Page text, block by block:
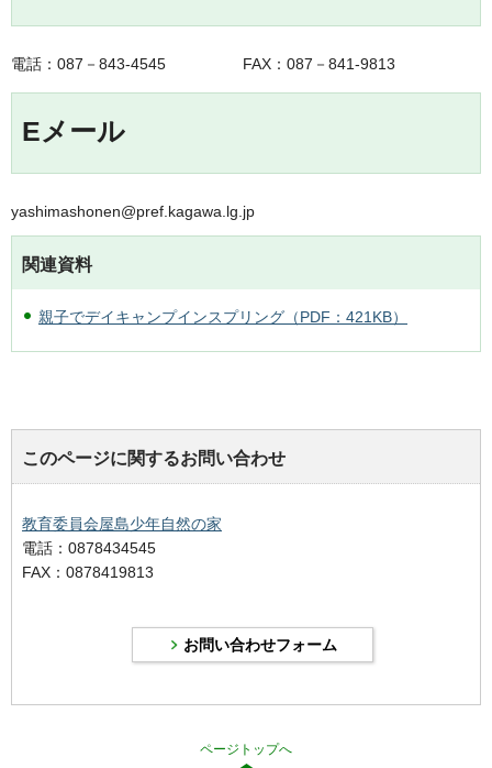
電話：087－843-4545 FAX：087－841-9813
Eメール
yashimashonen@pref.kagawa.lg.jp
関連資料
親子でデイキャンプインスプリング（PDF：421KB）
このページに関するお問い合わせ
教育委員会屋島少年自然の家
電話：0878434545
FAX：0878419813
ページトップへ